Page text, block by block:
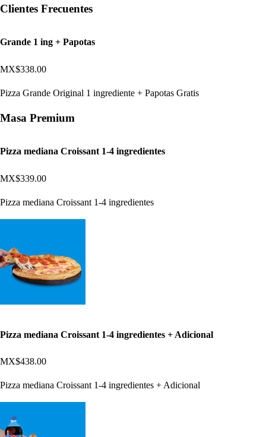
Clientes Frecuentes
Grande 1 ing + Papotas
MX$338.00
Pizza Grande Original 1 ingrediente + Papotas Gratis
Masa Premium
Pizza mediana Croissant 1-4 ingredientes
MX$339.00
Pizza mediana Croissant 1-4 ingredientes
Pizza mediana Croissant 1-4 ingredientes + Adicional
MX$438.00
Pizza mediana Croissant 1-4 ingredientes + Adicional